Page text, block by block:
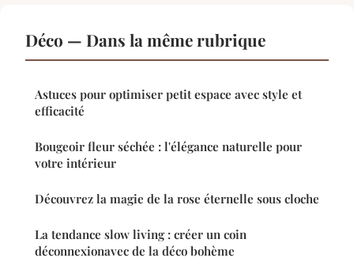
Déco — Dans la même rubrique
Astuces pour optimiser petit espace avec style et
efficacité
Bougeoir fleur séchée : l'élégance naturelle pour
votre intérieur
Découvrez la magie de la rose éternelle sous cloche
La tendance slow living : créer un coin
déconnexionavec de la déco bohème